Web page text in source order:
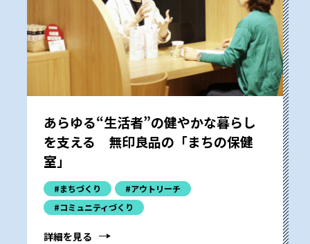
あらゆる“生活者”の健やかな暮らし
を支える 無印良品の「まちの保健
室」
#まちづくり
#アウトリーチ
#コミュニティづくり
詳細を見る